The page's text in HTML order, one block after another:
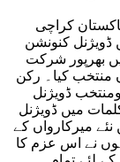
کراچی
ڈویژنل کنونشن
بھرپور شرکت
منتخب کیا۔ رکن
ڈویژنل
میں ڈویژنل
میرکارواں کے
نے اس عزم کا